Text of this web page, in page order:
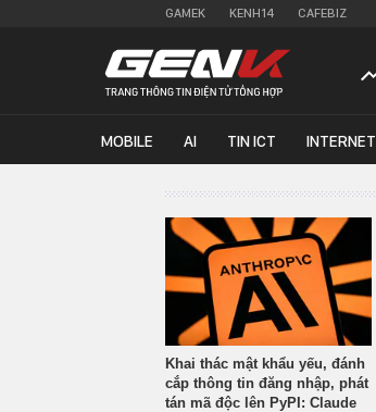
GAMEK KENH14 CAFEBIZ
MOBILE AI TIN ICT INTERNET
Khai thác mật khẩu yếu, đánh
cắp thông tin đăng nhập, phát
tán mã độc lên PyPI: Claude